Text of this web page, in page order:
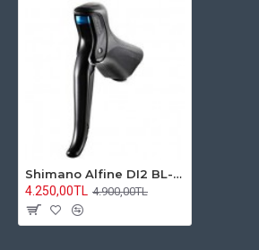
Shimano Alfine DI2 BL-S705L Vites Kolu
4.250,00TL 4.900,00TL